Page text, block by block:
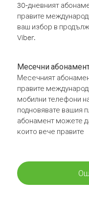
30-дневният
правите
ваш избор в
Viber.
Месечни
Месечният
правите
мобилни телефони
подновявате вашия
абонамент можете
които вече правите